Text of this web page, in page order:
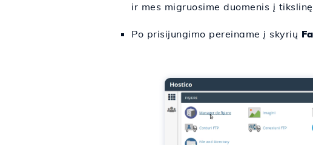
ir mes migruosime duomenis į
Po prisijungimo pereiname į skyrių